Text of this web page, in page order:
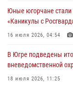
05 августа 2026, 12:01
Юные югорчане стали
«Каникулы с
16 июля 2026, 04:54
В Югре подведены
вневедомственной
18 июля 2026, 11:25